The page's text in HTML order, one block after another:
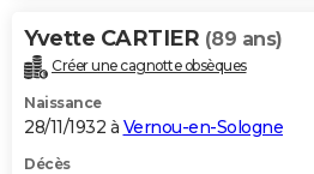
Yvette CARTIER (89 ans)
Créer une cagnotte obsèques
Naissance
28/11/1932 à Vernou-en-Sologne
Décès